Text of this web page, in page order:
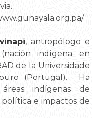
, antropólogo e
indígena en
de la Universidade
(Portugal). Ha
indígenas de
e impactos de